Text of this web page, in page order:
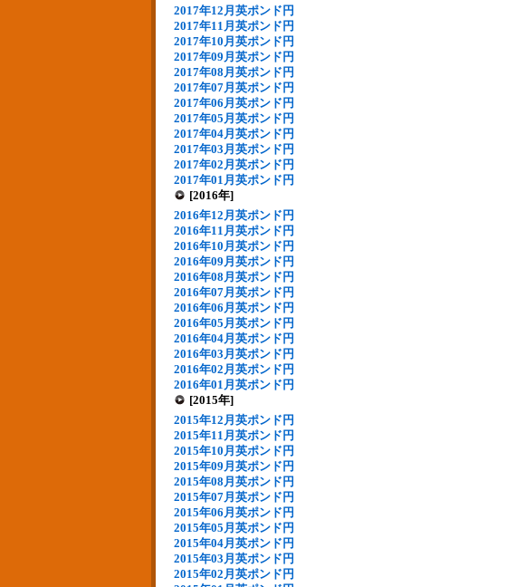
2017年12月英ポンド円
2017年11月英ポンド円
2017年10月英ポンド円
2017年09月英ポンド円
2017年08月英ポンド円
2017年07月英ポンド円
2017年06月英ポンド円
2017年05月英ポンド円
2017年04月英ポンド円
2017年03月英ポンド円
2017年02月英ポンド円
2017年01月英ポンド円
[2016年]
2016年12月英ポンド円
2016年11月英ポンド円
2016年10月英ポンド円
2016年09月英ポンド円
2016年08月英ポンド円
2016年07月英ポンド円
2016年06月英ポンド円
2016年05月英ポンド円
2016年04月英ポンド円
2016年03月英ポンド円
2016年02月英ポンド円
2016年01月英ポンド円
[2015年]
2015年12月英ポンド円
2015年11月英ポンド円
2015年10月英ポンド円
2015年09月英ポンド円
2015年08月英ポンド円
2015年07月英ポンド円
2015年06月英ポンド円
2015年05月英ポンド円
2015年04月英ポンド円
2015年03月英ポンド円
2015年02月英ポンド円